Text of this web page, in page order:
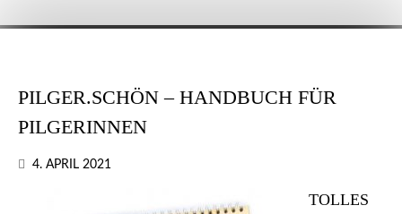
PILGER.SCHÖN – HANDBUCH FÜR
PILGERINNEN
4. APRIL 2021
TOLLES